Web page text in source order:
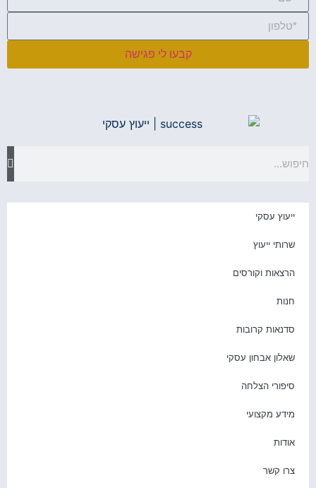
קבעו לי פגישה
עסקי
ייעוץ
וקורסים
קרובות
אבחון עסקי
הצלחה
מקצועי
קשר